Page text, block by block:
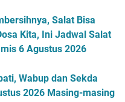
Salat Bisa
Kita, Ini Jadwal Salat
6 Agustus 2026
Wabup dan Sekda
2026 Masing-masing